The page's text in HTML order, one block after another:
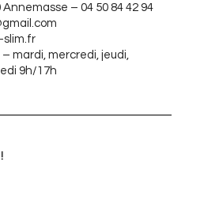
– 04 50 84 42 94
slim.fr
mardi, mercredi, jeudi,
9h/17h